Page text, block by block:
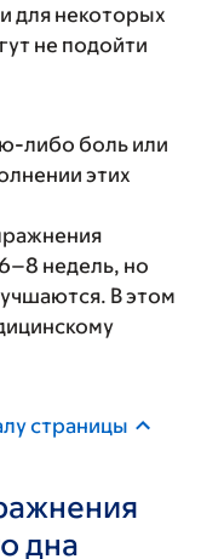
для некоторых
не подойти
либо боль или
этих
недель, но
В этом
страницы
дна